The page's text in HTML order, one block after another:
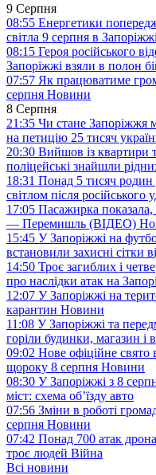
9 Серпня
08:55 Енергетики
світла 9 серпня в Запоріжжі
08:15 Героя російського
Запоріжжі взяли в полон
07:57 Як працюватиме
серпня Новини
8 Серпня
21:35 Чи стане Запоріжжя
на петицію 25 тисяч
20:30 Вийшов із квартири
поліцейські знайшли
18:31 Понад 5 тисяч родин
світлом після російського
17:05 Пасажирка показала,
— Перемишль (ВІДЕО)
15:45 У Запоріжжі на
встановили захисні
14:50 Троє загиблих і
про наслідки атак на
12:07 У Запоріжжі на
карантин Новини
11:08 У Запоріжжі та
горіли будинки, магазин і
09:02 Нове офіційне свято
щороку 8 серпня Новини
08:30 У Запоріжжі з 8
міст: схема об’їзду авто
07:56 Зміни в роботі
серпня Новини
07:42 Понад 700 атак
троє людей Війна
Всі новини